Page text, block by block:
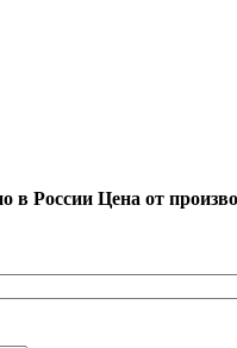
в России Цена от